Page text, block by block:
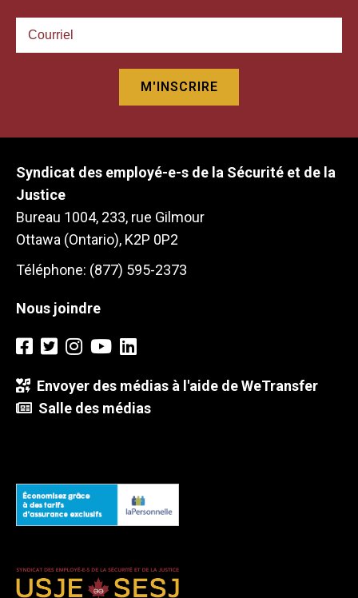
Syndicat des employé-e-s de la Sécurité et de la
Justice
Bureau 1004, 233, rue Gilmour
Ottawa (Ontario), K2P 0P2
Téléphone: (877) 595-2373
Nous joindre
Envoyer des médias à l'aide de WeTransfer
Salle des médias